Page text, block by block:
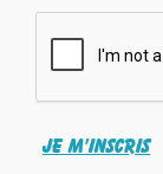
JE M'INSCRIS